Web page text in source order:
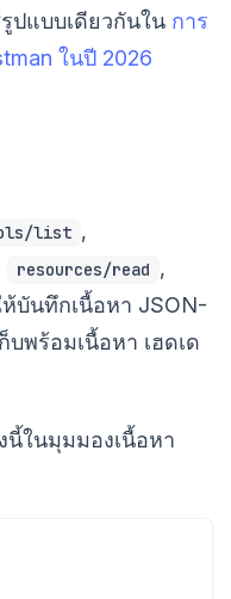
ปแบบเดียวกันใน การ
ในปี 2026
list ,
resources/read ,
ห้บันทึกเนื้อหา JSON-
บพร้อมเนื้อหา เฮดเด
ในมุมมองเนื้อหา